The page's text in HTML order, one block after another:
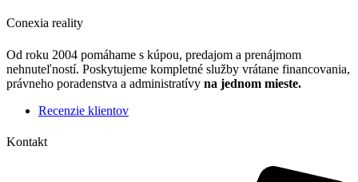
Conexia reality
Od roku 2004 pomáhame s kúpou, predajom a prenájmom
nehnuteľností. Poskytujeme kompletné služby vrátane financovania,
právneho poradenstva a administratívy na jednom mieste.
Recenzie klientov
Kontakt